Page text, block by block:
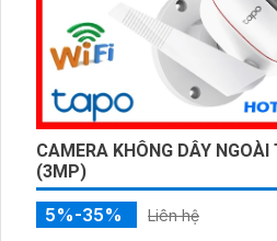
CAMERA KHÔNG DÂY
(3MP)
5%-35% Liên hệ